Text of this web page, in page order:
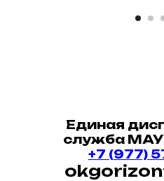
Единая
служба
+7 (977)